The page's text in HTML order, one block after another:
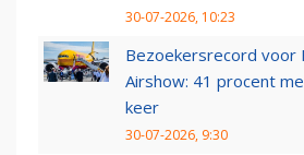
30-07-2026, 10:23
Bezoekersrecord voor
Airshow: 41 procent
keer
30-07-2026, 9:30